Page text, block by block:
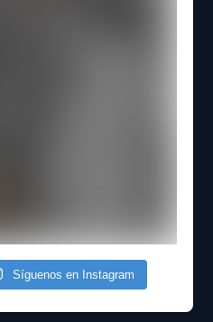
Síguenos en Instagram